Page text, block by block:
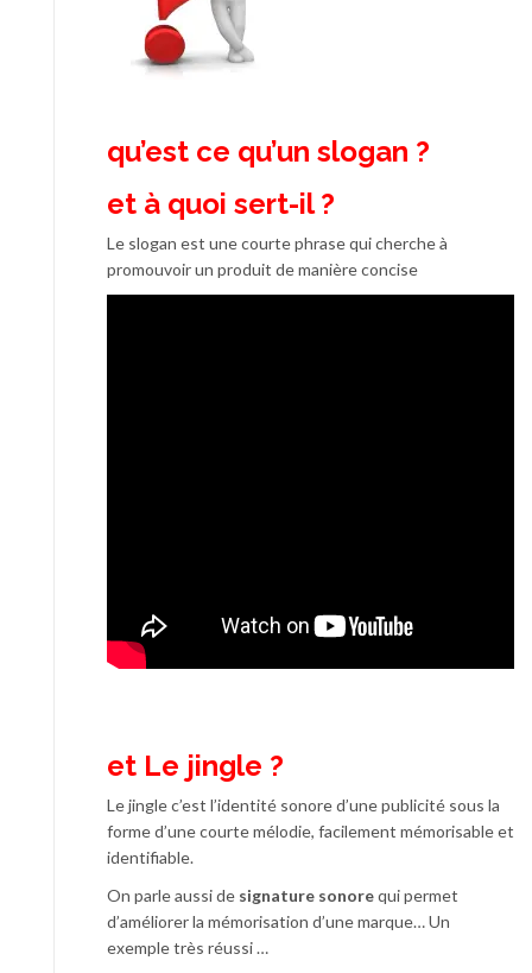
qu’est ce qu’un slogan ?
et à quoi sert-il ?
Le slogan est une courte phrase qui cherche à
promouvoir un produit de manière concise
et Le jingle ?
Le jingle c’est l’identité sonore d’une publicité sous la
forme d’une courte mélodie, facilement mémorisable et
identifiable.
On parle aussi de signature sonorequi permet
d’améliorer la mémorisation d’une marque… Un
exemple très réussi …